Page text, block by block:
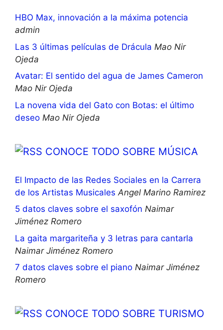
HBO Max, innovación a la máxima potencia
admin
Las 3 últimas películas de Drácula Mao Nir
Ojeda
Avatar: El sentido del agua de James Cameron
Mao Nir Ojeda
La novena vida del Gato con Botas: el último
deseo Mao Nir Ojeda
CONOCE TODO SOBRE MÚSICA
El Impacto de las Redes Sociales en la Carrera
de los Artistas Musicales Angel Marino Ramirez
5 datos claves sobre el saxofón Naimar
Jiménez Romero
La gaita margariteña y 3 letras para cantarla
Naimar Jiménez Romero
7 datos claves sobre el piano Naimar Jiménez
Romero
CONOCE TODO SOBRE TURISMO